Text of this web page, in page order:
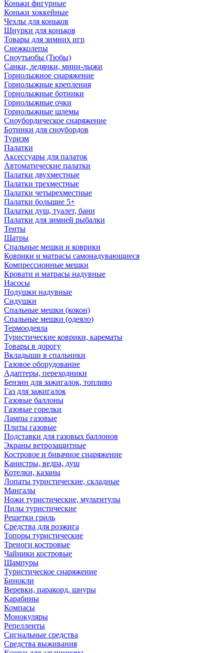
Коньки фигурные
Коньки хоккейные
Чехлы для коньков
Шнурки для коньков
Товары для зимних игр
Снежколепы
Сноутьюбы (Тюбы)
Санки, ледянки, мини-лыжи
Горнолыжное снаряжение
Горнолыжные крепления
Горнолыжные ботинки
Горнолыжные очки
Горнолыжные шлемы
Сноубордическое снаряжение
Ботинки для сноубордов
Туризм
Палатки
Аксессуары для палаток
Автоматические палатки
Палатки двухместные
Палатки трехместные
Палатки четырехместные
Палатки большие 5+
Палатки душ, туалет, бани
Палатки для зимней рыбалки
Тенты
Шатры
Спальные мешки и коврики
Коврики и матрасы самонадувающиеся
Компрессионные мешки
Кровати и матрасы надувные
Насосы
Подушки надувные
Сидушки
Спальные мешки (кокон)
Спальные мешки (одеяло)
Термоодеяла
Туристические коврики, карематы
Товары в дорогу
Вкладыши в спальники
Газовое оборудование
Адаптеры, переходники
Бензин для зажигалок, топливо
Газ для зажигалок
Газовые баллоны
Газовые горелки
Лампы газовые
Плиты газовые
Подставки для газовых баллонов
Экраны ветрозащитные
Костровое и бивачное снаряжение
Канистры, ведра, душ
Котелки, казаны
Лопаты туристические, складные
Мангалы
Ножи туристические, мультитулы
Пилы туристические
Решетки гриль
Средства для розжига
Топоры туристические
Треноги костровые
Чайники костровые
Шампуры
Туристическое снаряжение
Бинокли
Веревки, паракорд, шнуры
Карабины
Компасы
Монокуляры
Репелленты
Сигнальные средства
Средства выживания